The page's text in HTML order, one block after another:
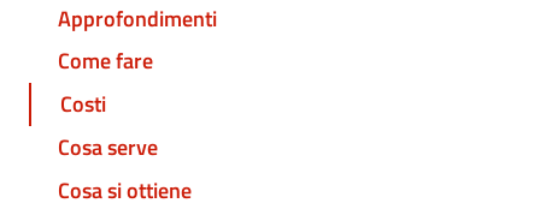
Approfondimenti
Come fare
Costi
Cosa serve
Cosa si ottiene